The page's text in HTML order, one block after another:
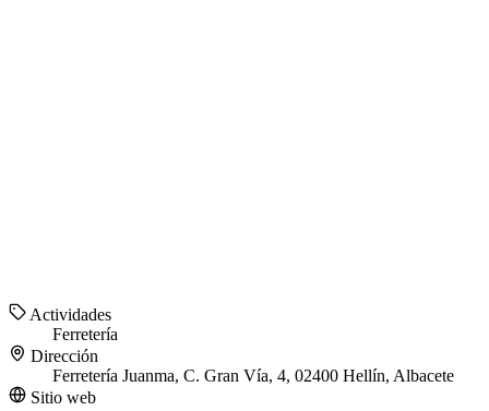
Actividades
Ferretería
Dirección
Ferretería Juanma, C. Gran Vía, 4, 02400 Hellín, Albacete
Sitio web